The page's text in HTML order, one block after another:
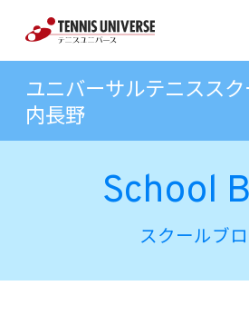
ユニバーサルテニスス
内長野
School
スクールブ